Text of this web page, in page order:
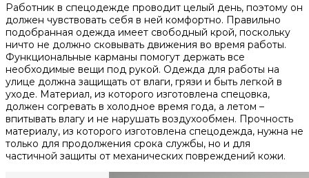
Работник в спецодежде проводит целый день, поэтому он
должен чувствовать себя в ней комфортно. Правильно
подобранная одежда имеет свободный крой, поскольку
ничто не должно сковывать движения во время работы.
Функциональные карманы помогут держать все
необходимые вещи под рукой. Одежда для работы на
улице должна защищать от влаги, грязи и быть легкой в
уходе. Материал, из которого изготовлена спецовка,
должен согревать в холодное время года, а летом –
впитывать влагу и не нарушать воздухообмен. Прочность
материалу, из которого изготовлена спецодежда, нужна не
только для продолжения срока службы, но и для
частичной защиты от механических повреждений кожи.